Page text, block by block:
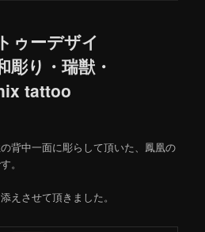
ゥーデザイ
り・瑞獣・
tattoo
背中一面に彫らして頂いた、鳳凰の
。
えさせて頂きました。